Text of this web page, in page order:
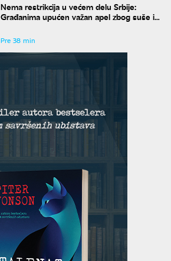
Nema restrikcija u većem delu Srbije:
Građanima upućen važan apel zbog suše i
Pre 38 min